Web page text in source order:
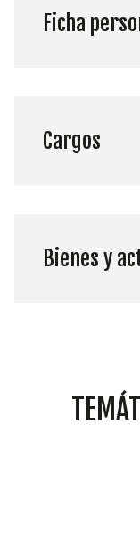
Ficha
Cargos
Bienes y